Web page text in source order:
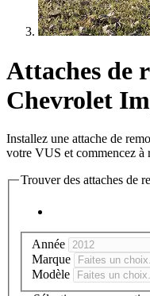
Attaches de
Chevrolet
Installez une attache de
votre VUS et commencez à
Trouver des attaches de
Année
Marque
Modèle